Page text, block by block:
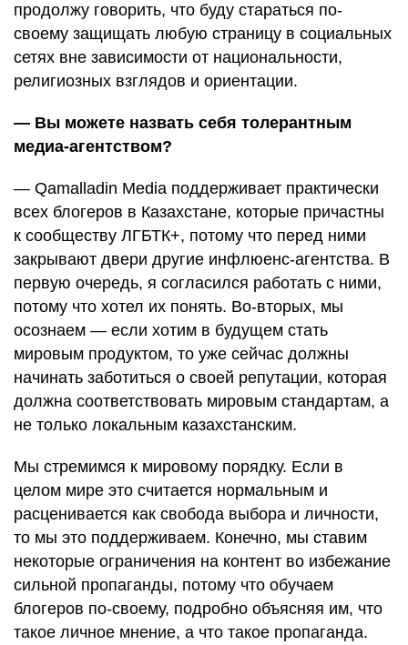
продолжу говорить, что буду стараться по-
своему защищать любую страницу в социальных
сетях вне зависимости от национальности,
религиозных взглядов и ориентации.
— Вы можете назвать себя толерантным
медиа-агентством?
— Qamalladin Media поддерживает практически
всех блогеров в Казахстане, которые причастны
к сообществу ЛГБТК+, потому что перед ними
закрывают двери другие инфлюенс-агентства. В
первую очередь, я согласился работать с ними,
потому что хотел их понять. Во-вторых, мы
осознаем — если хотим в будущем стать
мировым продуктом, то уже сейчас должны
начинать заботиться о своей репутации, которая
должна соответствовать мировым стандартам, а
не только локальным казахстанским.
Мы стремимся к мировому порядку. Если в
целом мире это считается нормальным и
расценивается как свобода выбора и личности,
то мы это поддерживаем. Конечно, мы ставим
некоторые ограничения на контент во избежание
сильной пропаганды, потому что обучаем
блогеров по-своему, подробно объясняя им, что
такое личное мнение, а что такое пропаганда.